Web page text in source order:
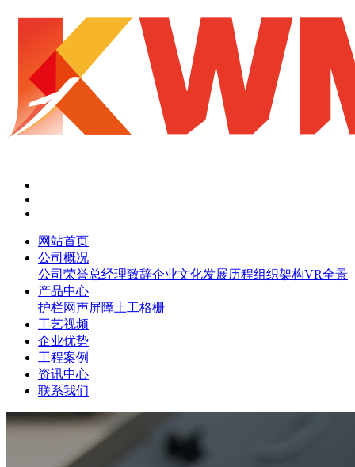
网站首页
公司概况
公司荣誉总经理致辞企业文化发展历程组织架构VR全景
产品中心
护栏网声屏障土工格栅
工艺视频
企业优势
工程案例
资讯中心
联系我们